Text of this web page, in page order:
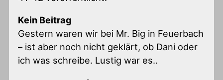
Kein Beitrag
Gestern waren wir bei Mr. Big in Feuerbach
– ist aber noch nicht geklärt, ob Dani oder
ich was schreibe. Lustig war es..